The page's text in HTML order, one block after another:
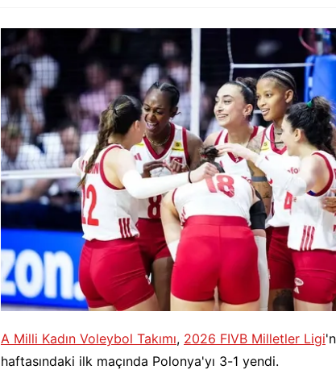
A Milli Kadın Voleybol Takımı, 2026 FIVB Milletler Ligi
haftasındaki ilk maçında Polonya'yı 3-1 yendi.